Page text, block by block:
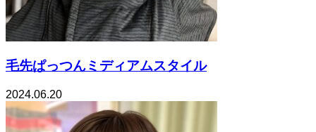
毛先ぱっつんミディアムスタイル
2024.06.20